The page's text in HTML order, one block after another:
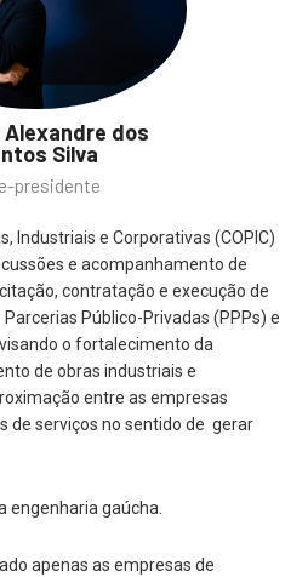
Alexandre dos
Silva
presidente
Industriais e Corporativas (COPIC)
e acompanhamento de
contratação e execução de
Público-Privadas (PPPs) e
o fortalecimento da
de obras industriais e
entre as empresas
de serviços no sentido de gerar
engenharia gaúcha.
apenas as empresas de